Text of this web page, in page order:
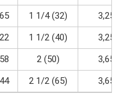
1 1/4 (32)
3,25
1 1/2 (40)
3,25
2 (50)
3,65
2 1/2 (65) 3,65